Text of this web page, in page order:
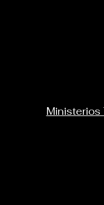
Ministerios